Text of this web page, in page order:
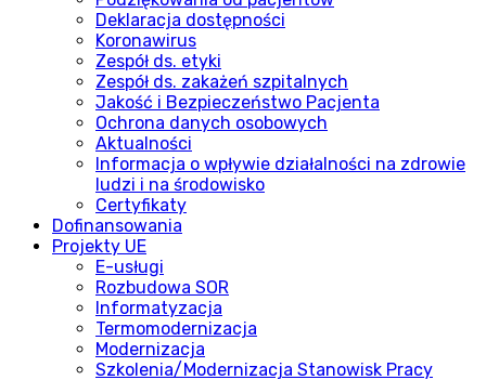
Deklaracja dostępności
Koronawirus
Zespół ds. etyki
Zespół ds. zakażeń szpitalnych
Jakość i Bezpieczeństwo Pacjenta
Ochrona danych osobowych
Aktualności
Informacja o wpływie działalności na zdrowie
ludzi i na środowisko
Certyfikaty
Dofinansowania
Projekty UE
E-usługi
Rozbudowa SOR
Informatyzacja
Termomodernizacja
Modernizacja
Szkolenia/Modernizacja Stanowisk Pracy